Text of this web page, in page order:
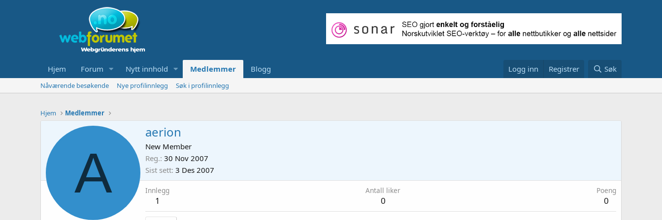
Hjem Forum Nytt innhold Medlemmer Blogg Logg inn Registrer Søk
Nåværende besøkende Nye profilinnlegg Søk i profilinnlegg
Hjem Medlemmer
A
aerion
New Member
Reg. 30 Nov 2007
Sist sett 3 Des 2007
Innlegg
1
Antall liker
0
Poeng
0